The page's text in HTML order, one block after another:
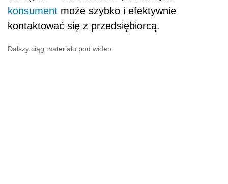
konsument może szybko i efektywnie
kontaktować się z przedsiębiorcą.
Dalszy ciąg materiału pod wideo